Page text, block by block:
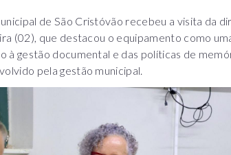
de São Cristóvão recebeu a visita da
(02), que destacou o equipamento como
à gestão documental e das políticas de
pela gestão municipal.